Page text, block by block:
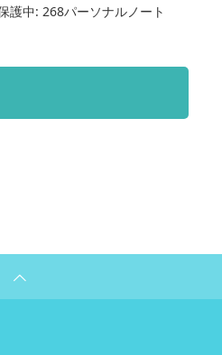
護中: 268パーソナルノート